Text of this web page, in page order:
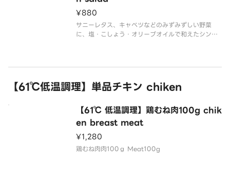
¥880
サニーレタス、キャベツなどのみずみずしい野菜
に、塩・こしょう・オリーブオイルで和えたシンプ
【61℃低温調理】単品チキン chiken
【61℃ 低温調理】鶏むね肉100g chik
en breast meat
¥1,280
鶏むね肉肉100ｇ Meat100g